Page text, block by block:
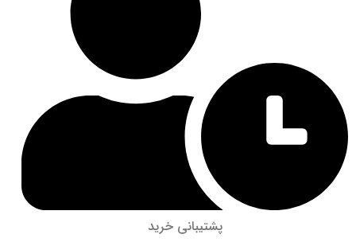
پشتیبانی خرید